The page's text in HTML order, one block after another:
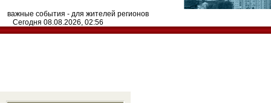
важные события - для жителей регионов
Сегодня 08.08.2026, 02:56